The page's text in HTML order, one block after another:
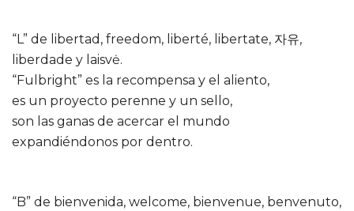
“L” de libertad, freedom, liberté, libertate, 자유,
liberdade y laisvė.
“Fulbright” es la recompensa y el aliento,
es un proyecto perenne y un sello,
son las ganas de acercar el mundo
expandiéndonos por dentro.
“B” de bienvenida, welcome, bienvenue, benvenuto,